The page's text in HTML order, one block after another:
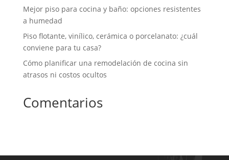
Mejor piso para cocina y baño: opciones resistentes
a humedad
Piso flotante, vinílico, cerámica o porcelanato: ¿cuál
conviene para tu casa?
Cómo planificar una remodelación de cocina sin
atrasos ni costos ocultos
Comentarios